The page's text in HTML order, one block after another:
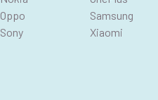
Oppo
Samsung
Sony
Xiaomi